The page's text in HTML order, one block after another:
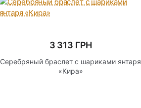
3 313 ГРН
Серебряный браслет с шариками янтаря
«Кира»